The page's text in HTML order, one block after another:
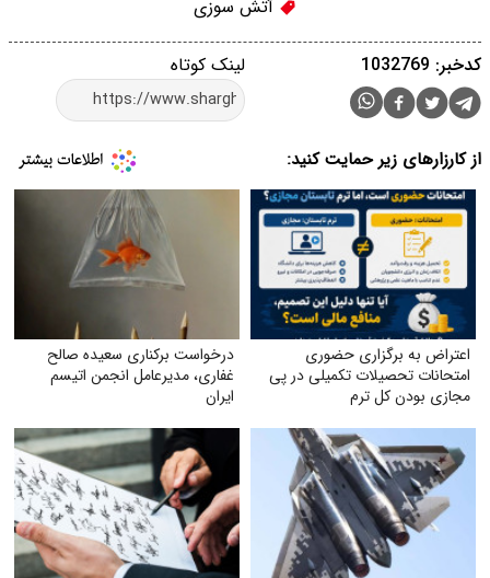
آتش سوزی
لینک کوتاه کدخبر: 1032769
از کارزارهای زیر حمایت کنید:
اعتراض به برگزاری حضوری
امتحانات تحصیلات تکمیلی در پی
مجازی بودن کل ترم
درخواست برکناری سعیده صالح
غفاری، مدیرعامل انجمن اتیسم
ایران